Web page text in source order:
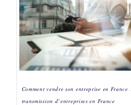
Comment vendre son entreprise en France
transmission d’entreprises en France